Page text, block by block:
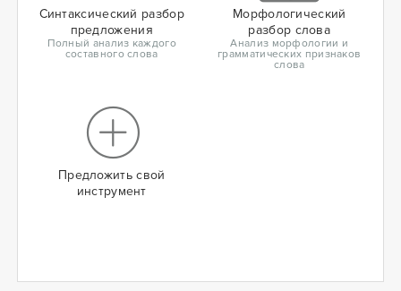
Синтаксический разбор
предложения
Полный анализ каждого
составного слова
Морфологический
разбор слова
Анализ морфологии и
грамматических признаков
слова
Предложить свой
инструмент